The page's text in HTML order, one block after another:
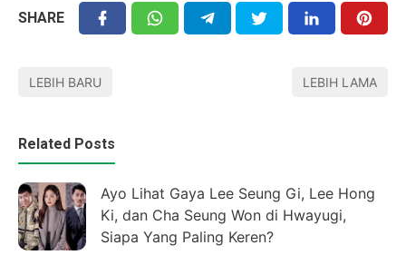
SHARE
LEBIH BARU LEBIH LAMA
Related Posts
Ayo Lihat Gaya Lee Seung Gi, Lee Hong
Ki, dan Cha Seung Won di Hwayugi,
Siapa Yang Paling Keren?